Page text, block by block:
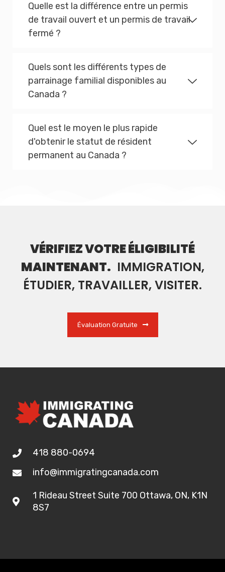
Quelle est la différence entre un permis
de travail ouvert et un permis de travail
fermé ?
Quels sont les différents types de
parrainage familial disponibles au
Canada ?
Quel est le moyen le plus rapide
d'obtenir le statut de résident
permanent au Canada ?
VÉRIFIEZ VOTRE ÉLIGIBILITÉ
MAINTENANT. IMMIGRATION,
ÉTUDIER, TRAVAILLER, VISITER.
Évaluation Gratuite
418 880-0694
info@immigratingcanada.com
1 Rideau Street Suite 700 Ottawa, ON, K1N
8S7